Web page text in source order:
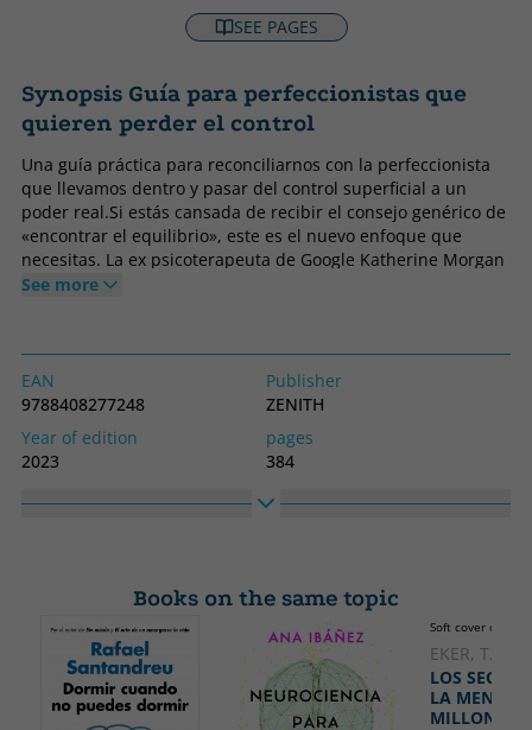
SEE PAGES
Synopsis Guía para perfeccionistas que
quieren perder el control
Una guía práctica para reconciliarnos con la perfeccionista
que llevamos dentro y pasar del control superficial a un
poder real.Si estás cansada de recibir el consejo genérico de
«encontrar el equilibrio», este es el nuevo enfoque que
necesitas. La ex psicoterapeuta de Google Katherine Morgan
Schalfter nos muestra que no tenemos que dejar de ser
de estas páginas, aprenderás a identificar tu propio y
singular perfil perfeccionista, y descubrirás cómo manejar
esta cualidad para que trabaje en tu favor. Más allá de
manejarlo, aprenderás a aceptar e incluso disfrutar de tu
perfeccionismo. ¡Sí, disfrutar! Lleno de historias de mujeres
reales y rebosante de humor, empatía y profundidad, este
libro es una llamada para que nos atrevamos a querer más
See more
EAN
9788408277248
Publisher
ZENITH
Year of edition
2023
pages
384
Idiom
Books on the same topic
Soft cover or
EKER, T.
LOS
LA MENTE